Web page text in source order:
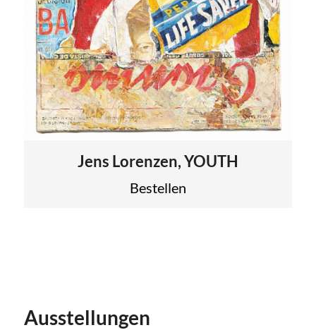
Jens Lorenzen, YOUTH
Bestellen
Ausstellungen